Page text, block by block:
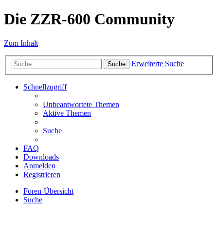
Die ZZR-600 Community
Zum Inhalt
Suche Erweiterte Suche
Schnellzugriff
Unbeantwortete Themen
Aktive Themen
Suche
FAQ
Downloads
Anmelden
Registrieren
Foren-Übersicht
Suche